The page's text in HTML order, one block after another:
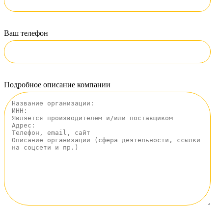
Ваш телефон
Подробное описание компании